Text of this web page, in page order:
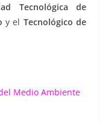
Tecnológica de
y el Tecnológico de
Medio Ambiente